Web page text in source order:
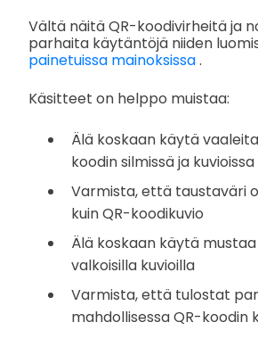
Vältä näitä QR-koodivirheitä ja
parhaita käytäntöjä niiden
painetuissa mainoksissa.
Käsitteet on helppo muistaa:
Älä koskaan käytä
koodin silmissä ja kuvioissa
Varmista, että taustaväri
kuin QR-koodikuvio
Älä koskaan käytä
valkoisilla kuvioilla
Varmista, että tulostat
mahdollisessa QR-koodin